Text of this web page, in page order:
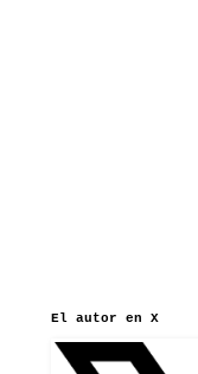
El autor en X